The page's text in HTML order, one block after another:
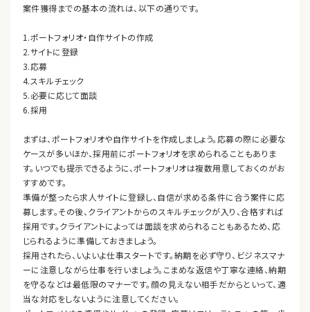
案件獲得までの基本の流れは、以下の通りです。
1.ポートフォリオ・自作サイトの作成
2.サイトに登録
3.応募
4.スキルチェック
5.必要に応じて面談
6.採用
まずは、ポートフォリオや自作サイトを作成しましょう。応募の際に必要な
ケースが多いほか、採用前にポートフォリオを求められることもありま
す。いつでも提示できるように、ポートフォリオは複数用意しておくのがお
すすめです。
準備が整ったら求人サイトに登録し、自信が求める条件に合う案件に応
募します。その後、クライアントからのスキルチェックが入り、合格すれば
採用です。クライアントによっては面談を求められることもあるため、応
じられるように準備しておきましょう。
採用されたら、いよいよ仕事スタートです。納期を必ず守り、ビジネスマナ
ーに注意しながら仕事を行いましょう。こまめな返信や丁寧な連絡、納期
を守るなどは最低限のマナーです。顔の見えない相手だからといって、適
当な対応をしないように注意してください。